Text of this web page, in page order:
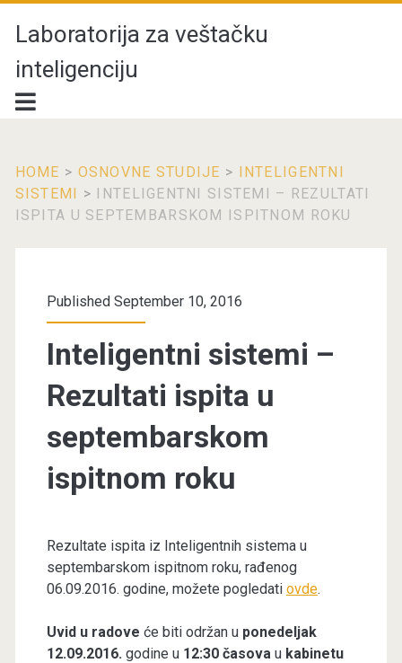
Laboratorija za veštačku
inteligenciju
HOME > OSNOVNE STUDIJE > INTELIGENTNI
SISTEMI > INTELIGENTNI SISTEMI – REZULTATI
ISPITA U SEPTEMBARSKOM ISPITNOM ROKU
Published September 10, 2016
Inteligentni sistemi –
Rezultati ispita u
septembarskom
ispitnom roku
Rezultate ispita iz Inteligentnih sistema u
septembarskom ispitnom roku, rađenog
06.09.2016. godine, možete pogledati ovde.
Uvid u radove će biti održan u ponedeljak
12.09.2016. godine u 12:30 časovau kabinetu